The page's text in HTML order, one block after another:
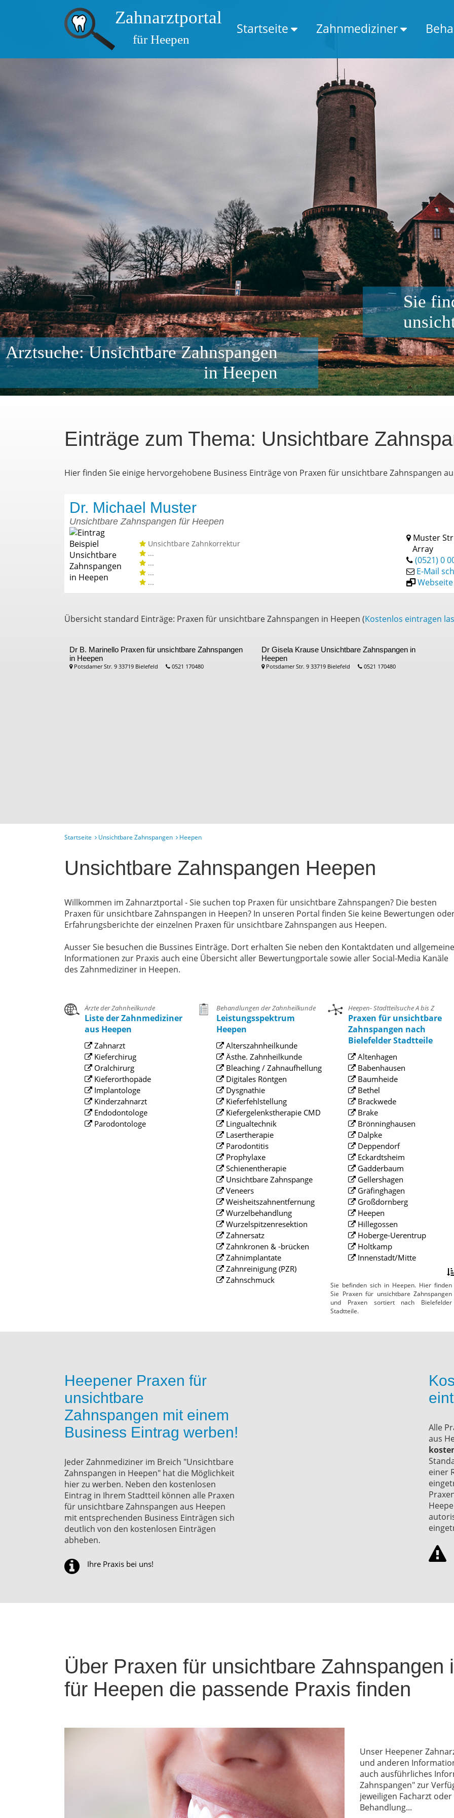
Zahnarztportal
für Heepen
Startseite
Infos zur Stadt
Mit Google suchen
Zahnmediziner
Zahnarzt
Oralchirurg
Kieferorthopäde
Implantologe
Endodontologe
Kinderzahnarzt
Parodontologe
Sie
Arztsuche: Unsichtbare Zahnspangen
in Heepen
Einträge zum Thema: Unsichtbare
Hier finden Sie einige hervorgehobene Business Einträge von Praxen für unsichtbare Zahnspangen
Dr. Michael Muster
Unsichtbare Zahnspangen für Heepen
Muster
Array
(0521) 0
E-Mail
Unsichtbare Zahnkorrektur
...
...
...
...
Übersicht standard Einträge: Praxen für unsichtbare Zahnspangen in Heepen (Kostenlos eintragen
Dr B. Marinello Praxen für unsichtbare Zahnspangen
in Heepen
Potsdamer Str. 9 33719 Bielefeld 0521 170480
Dr Gisela Krause Unsichtbare Zahnspangen in
Heepen
Potsdamer Str. 9 33719 Bielefeld 0521 170480
Startseite Unsichtbare Zahnspangen Heepen
Unsichtbare Zahnspangen Heepen
Willkommen im Zahnarztportal - Sie suchen top Praxen für unsichtbare Zahnspangen? Die besten
Praxen für unsichtbare Zahnspangen in Heepen? In unseren Portal finden Sie keine Bewertungen
Erfahrungsberichte der einzelnen Praxen für unsichtbare Zahnspangen aus Heepen.
Ausser Sie besuchen die Bussines Einträge. Dort erhalten Sie neben den Kontaktdaten und allgemeine
Informationen zur Praxis auch eine Übersicht aller Bewertungportale sowie aller Social-Media Kanäle
des Zahnmediziner in Heepen.
Ärzte der Zahnheilkunde
Liste der Zahnmediziner
aus Heepen
Zahnarzt
Kieferchirug
Oralchirurg
Kieferorthopäde
Implantologe
Kinderzahnarzt
Endodontologe
Parodontologe
Behandlungen der Zahnheilkunde
Leistungsspektrum
Heepen
Alterszahnheilkunde
Ästhe. Zahnheilkunde
Bleaching / Zahnaufhellung
Digitales Röntgen
Dysgnathie
Kieferfehlstellung
Kiefergelenkstherapie CMD
Lingualtechnik
Lasertherapie
Parodontitis
Prophylaxe
Schienentherapie
Unsichtbare Zahnspange
Veneers
Weisheitszahnentfernung
Wurzelbehandlung
Wurzelspitzenresektion
Zahnersatz
Zahnkronen & -brücken
Zahnimplantate
Zahnreinigung (PZR)
Zahnschmuck
Heepen- Stadtteilsuche A bis Z
Praxen für unsichtbare
Zahnspangen nach
Bielefelder Stadtteile
Altenhagen
Babenhausen
Baumheide
Bethel
Brackwede
Brake
Brönninghausen
Dalpke
Deppendorf
Eckardtsheim
Gadderbaum
Gellershagen
Gräfinghagen
Großdornberg
Heepen
Hillegossen
Hoberge-Uerentrup
Holtkamp
Innenstadt/Mitte
Sie befinden sich in Heepen. Hier finden
Sie Praxen für unsichtbare Zahnspangen
und Praxen sortiert nach Bielefelder
Stadtteile.
Heepener Praxen für
unsichtbare
Zahnspangen mit einem
Business Eintrag werben!
Jeder Zahnmediziner im Breich "Unsichtbare
Zahnspangen in Heepen" hat die Möglichkeit
hier zu werben. Neben den kostenlosen
Eintrag in Ihrem Stadtteil können alle Praxen
für unsichtbare Zahnspangen aus Heepen
mit entsprechenden Business Einträgen sich
deutlich von den kostenlosen Einträgen
abheben.
Ihre Praxis bei uns!
Alle
aus
einer
Über Praxen für unsichtbare Zahnspangen
für Heepen die passende Praxis finden
Unser Heepener
und anderen
auch ausführliches
Zahnspangen" zur
jeweiligen Facharzt
Behandlung...